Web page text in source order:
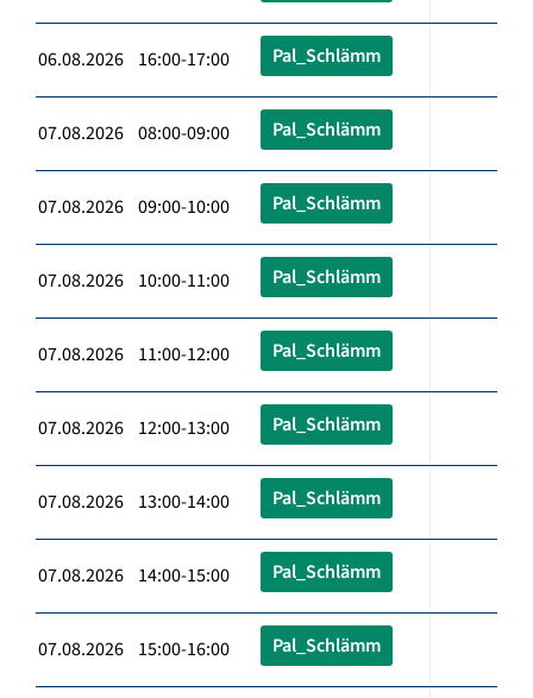
06.08.2026 16:00-17:00 Pal_Schlämm
07.08.2026 08:00-09:00 Pal_Schlämm
07.08.2026 09:00-10:00 Pal_Schlämm
07.08.2026 10:00-11:00 Pal_Schlämm
07.08.2026 11:00-12:00 Pal_Schlämm
07.08.2026 12:00-13:00 Pal_Schlämm
07.08.2026 13:00-14:00 Pal_Schlämm
07.08.2026 14:00-15:00 Pal_Schlämm
07.08.2026 15:00-16:00 Pal_Schlämm